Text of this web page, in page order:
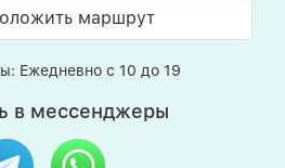
маршрут
Ежедневно с 10 до 19
в мессенджеры